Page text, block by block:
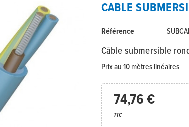
CABLE
Référence
Câble submersible
Prix au 10 mètres linéaires
74,76 €
TTC